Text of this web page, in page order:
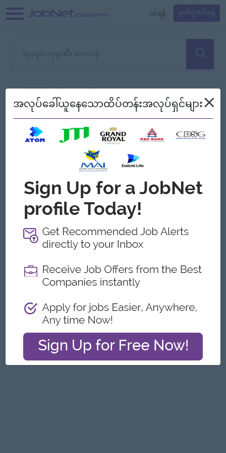
၀င်ရန် မှတ်ပုံတင်ရန်
သော အလုပ်မရှိသေးပါ။
စစ်ရန် စဉ်၍ကြည့်မည်
အလုပ်ခေါ်ယူနေသောထိပ်တန်းအလုပ်ရှင်များ×